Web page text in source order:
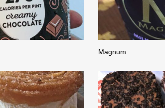
Magnum